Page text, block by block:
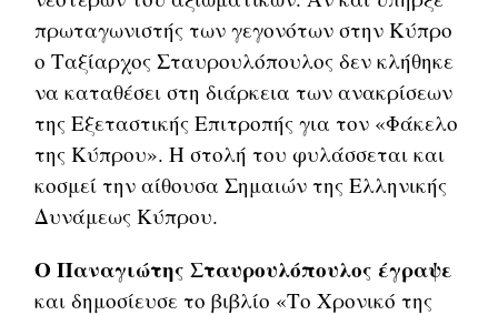
πρωταγωνιστής των γεγονότων στην Κύπρο
ο Ταξίαρχος Σταυρουλόπουλος δεν κλήθηκε
να καταθέσει στη διάρκεια των ανακρίσεων
της Εξεταστικής Επιτροπής για τον «Φάκελο
της Κύπρου». Η στολή του φυλάσσεται και
κοσμεί την αίθουσα Σημαιών της Ελληνικής
Δυνάμεως Κύπρου.
Ο Παναγιώτης Σταυρουλόπουλος έγραψε
και δημοσίευσε το βιβλίο «Το Χρονικό της